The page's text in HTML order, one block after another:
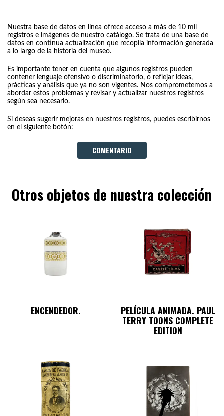
Nuestra base de datos en línea ofrece acceso a más de 10 mil
registros e imágenes de nuestro catálogo. Se trata de una base de
datos en continua actualización que recopila información generada
a lo largo de la historia del museo.
Es importante tener en cuenta que algunos registros pueden
contener lenguaje ofensivo o discriminatorio, o reflejar ideas,
prácticas y análisis que ya no son vigentes. Nos comprometemos a
abordar estos problemas y revisar y actualizar nuestros registros
según sea necesario.
Si deseas sugerir mejoras en nuestros registros, puedes escribirnos
en el siguiente botón:
COMENTARIO
Otros objetos de nuestra colección
ENCENDEDOR. PELÍCULA ANIMADA. PAUL
TERRY TOONS COMPLETE
EDITION